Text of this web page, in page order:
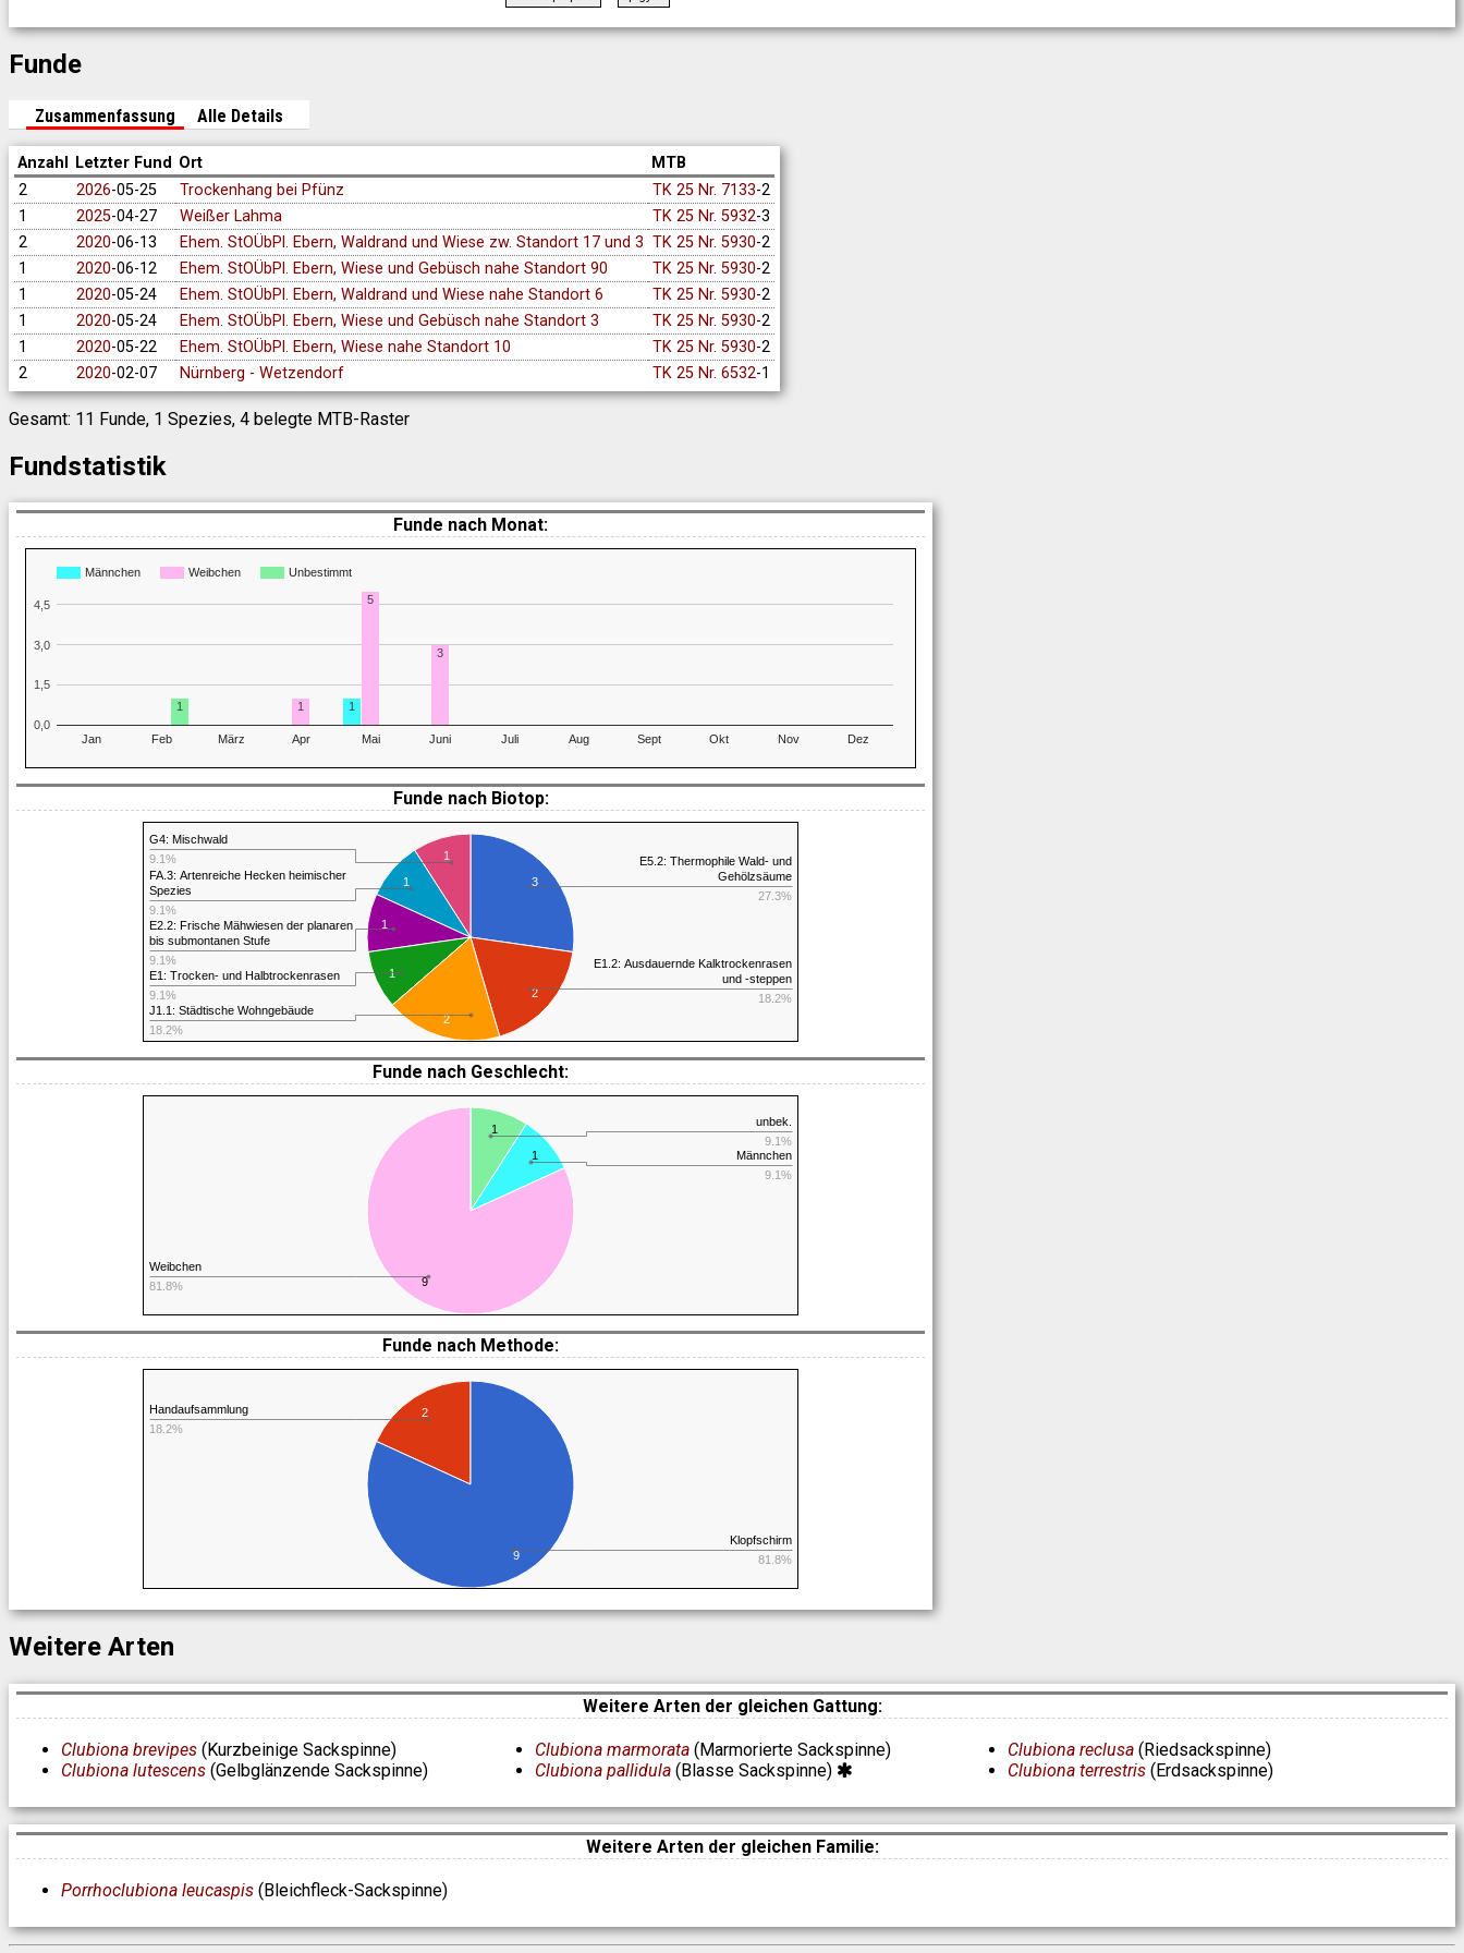
Funde
Zusammenfassung Alle Details
Anzahl Letzter Fund Ort
MTB
2
2026-05-25 Trockenhang bei Pfünz TK 25 Nr. 7133-2
1
2025-04-27 Weißer Lahma TK 25 Nr. 5932-3
2
2020-06-13 Ehem. StOÜbPl. Ebern, Waldrand und Wiese zw. Standort 17 und 3 TK 25 Nr. 5930-2
1
2020-06-12 Ehem. StOÜbPl. Ebern, Wiese und Gebüsch nahe Standort 90 TK 25 Nr. 5930-2
1
2020-05-24 Ehem. StOÜbPl. Ebern, Waldrand und Wiese nahe Standort 6 TK 25 Nr. 5930-2
1
2020-05-24 Ehem. StOÜbPl. Ebern, Wiese und Gebüsch nahe Standort 3 TK 25 Nr. 5930-2
1
2020-05-22 Ehem. StOÜbPl. Ebern, Wiese nahe Standort 10 TK 25 Nr. 5930-2
2
2020-02-07 Nürnberg - Wetzendorf TK 25 Nr. 6532-1
Gesamt: 11 Funde, 1 Spezies, 4 belegte MTB-Raster
Fundstatistik
Funde nach Monat:
Männchen Weibchen Unbestimmt
Jan Feb März Apr Mai Juni Juli Aug Sept Okt Nov Dez
0,0
1,5
3,0
4,5
1
1
5
3
1
Funde nach Biotop:
3
2
1
1
1
1
2
E5.2: Thermophile Wald- und
Gehölzsäume
27.3%
E1.2: Ausdauernde Kalktrockenrasen
und -steppen
18.2%
J1.1: Städtische Wohngebäude
18.2%
E1: Trocken- und Halbtrockenrasen
9.1%
E2.2: Frische Mähwiesen der planaren
bis submontanen Stufe
9.1%
FA.3: Artenreiche Hecken heimischer
Spezies
9.1%
G4: Mischwald
9.1%
Funde nach Geschlecht:
1
1
9
unbek.
9.1%
Männchen
9.1%
Weibchen
81.8%
Funde nach Methode:
2
9
Klopfschirm
81.8%
Handaufsammlung
18.2%
Weitere Arten
Weitere Arten der gleichen Gattung:
Clubiona brevipes (Kurzbeinige Sackspinne)
Clubiona lutescens (Gelbglänzende Sackspinne)
Clubiona marmorata(Marmorierte Sackspinne)
Clubiona pallidula(Blasse Sackspinne)
Clubiona reclusa (Riedsackspinne)
Clubiona terrestris (Erdsackspinne)
Weitere Arten der gleichen Familie:
Porrhoclubiona leucaspis (Bleichfleck-Sackspinne)